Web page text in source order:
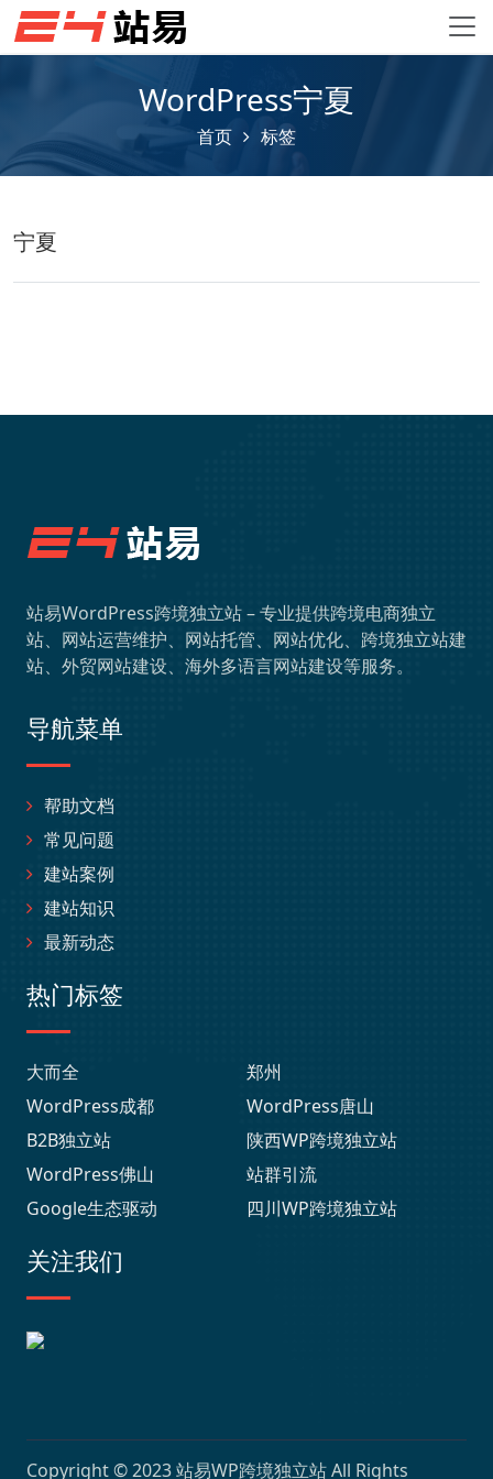
WordPress宁夏
首页 标签
宁夏
站易WordPress跨境独立站 – 专业提供跨境电商独立
站、网站运营维护、网站托管、网站优化、跨境独立站建
站、外贸网站建设、海外多语言网站建设等服务。
导航菜单
帮助文档
常见问题
建站案例
建站知识
最新动态
热门标签
大而全
郑州
WordPress成都
WordPress唐山
B2B独立站
陕西WP跨境独立站
WordPress佛山
站群引流
Google生态驱动
四川WP跨境独立站
关注我们
Copyright © 2023站易WP跨境独立站All Rights